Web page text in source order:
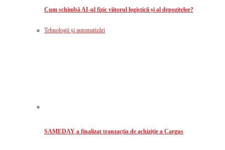
Cum schimbă AI-ul fizic viitorul logisticii și al depozitelor?
Tehnologii și automatizări
SAMEDAY a finalizat tranzacția de achiziție a Cargus